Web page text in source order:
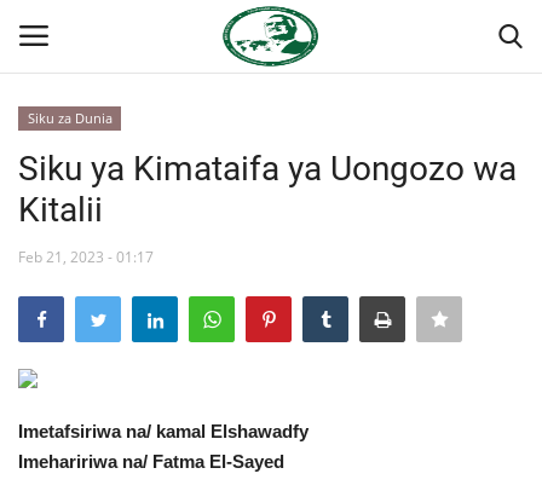
Nyumba
Jukwaa la Nasser la Kimataifa
Misri
Siku za Dunia
Siku ya Kimataifa ya Uongozo wa
Kitalii
Feb 21, 2023 - 01:17
Imetafsiriwa na/ kamal Elshawadfy
Imehaririwa na/ Fatma El-Sayed